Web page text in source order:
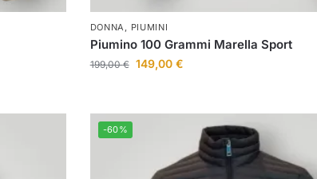
DONNA, PIUMINI
Piumino 100 Grammi Marella Sport
199,00€ 149,00 €
-60%